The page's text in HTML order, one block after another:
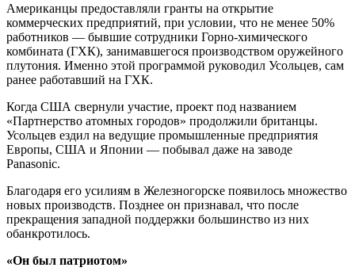
Американцы предоставляли гранты на открытие
коммерческих предприятий, при условии, что не менее 50%
работников — бывшие сотрудники Горно-химического
комбината (ГХК), занимавшегося производством оружейного
плутония. Именно этой программой руководил Усольцев, сам
ранее работавший на ГХК.
Когда США свернули участие, проект под названием
«Партнерство атомных городов» продолжили британцы.
Усольцев ездил на ведущие промышленные предприятия
Европы, США и Японии — побывал даже на заводе
Panasonic.
Благодаря его усилиям в Железногорске появилось множество
новых производств. Позднее он признавал, что после
прекращения западной поддержки большинство из них
обанкротилось.
«Он был патриотом»